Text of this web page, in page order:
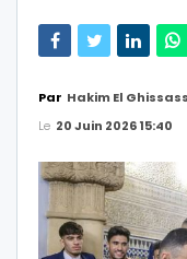
Par Hakim El
Le 20 Juin 2026 15:40